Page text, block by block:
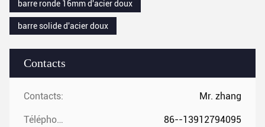
Contacts
Contacts: Mr. zhang
Téléphone :: 86--13912794095
barre ronde 16mm d'acier doux
barre solide d'acier doux